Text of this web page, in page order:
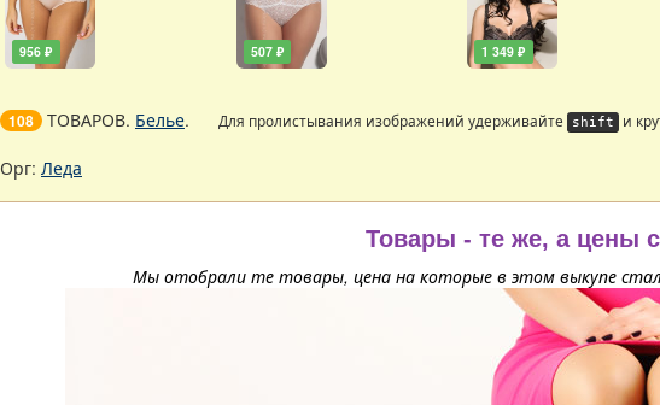
956 ₽ 507 ₽ 1 349 ₽
108 ТОВАРОВ. Белье. Для пролистывания изображений удерживайте shift и
Орг: Леда
Товары - те же, а цены
Мы отобрали те товары, цена на которые в этом выкупе